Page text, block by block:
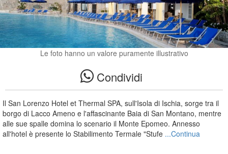
Le foto hanno un valore puramente illustrativo
Condividi
Il San Lorenzo Hotel et Thermal SPA, sull'Isola di Ischia, sorge tra il
borgo di Lacco Ameno e l'affascinante Baia di San Montano, mentre
alle sue spalle domina lo scenario il Monte Epomeo. Annesso
all'hotel è presente lo Stabilimento Termale "Stufe ...Continua